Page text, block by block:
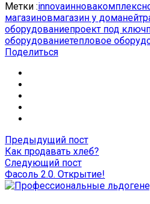
Метки :innovaиннова
магазиновмагазин у дома
оборудованиепроект под ключ
оборудованиетепловое
Поделиться
Предыдущий пост
Как продавать хлеб?
Следующий пост
Фасоль 2.0. Открытие!